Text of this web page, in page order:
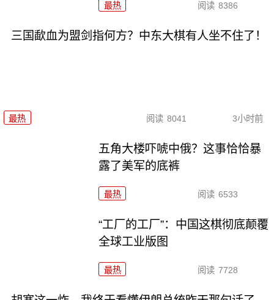
最热 阅读 8386
三国歃血为盟剑指何方？中东大棋有人坐不住了！
最热 阅读 8041 3小时前
五角大楼吓唬中俄？这事恰恰暴
露了美军的底裤
最热 阅读 6533
“工厂的工厂”：中国这棋彻底颠覆
全球工业版图
最热 阅读 7728